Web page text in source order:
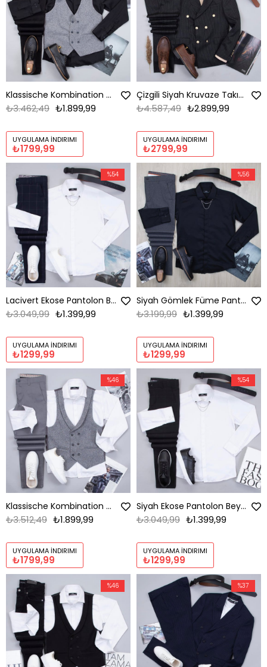
Klassische Kombination mit Weste
₺1.899,99
₺3.462,49
UYGULAMA İNDIRIMI
₺1799,99
Çizgili Siyah Kruvaze Takım Elbise Kombini
₺2.899,99
₺4.587,49
UYGULAMA İNDIRIMI
₺2799,99
Lacivert Ekose Pantolon Beyaz Gömlek Ayakkabı Kombin
₺1.399,99
₺3.049,99
UYGULAMA İNDIRIMI
₺1299,99
%54
Siyah Gömlek Füme Pantolon Ayakkabı Kombin
₺1.399,99
₺3.199,99
UYGULAMA İNDIRIMI
₺1299,99
%56
Klassische Kombination mit Weste
₺1.899,99
₺3.512,49
UYGULAMA İNDIRIMI
₺1799,99
%46
Siyah Ekose Pantolon Beyaz Gömlek Ayakkabı Kombin
₺1.399,99
₺3.049,99
UYGULAMA İNDIRIMI
₺1299,99
%54
%46 %37